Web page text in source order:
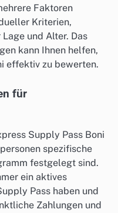
Faktoren
Kriterien,
und Alter. Das
kann Ihnen helfen,
effektiv zu bewerten.
für
Supply Pass Boni
spezifische
festgelegt sind.
ein aktives
Pass haben und
Zahlungen und